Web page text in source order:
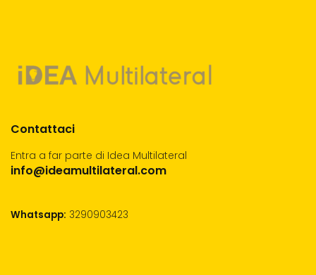
Contattaci
Entra a far parte di Idea Multilateral
info@ideamultilateral.com
Whatsapp: 3290903423